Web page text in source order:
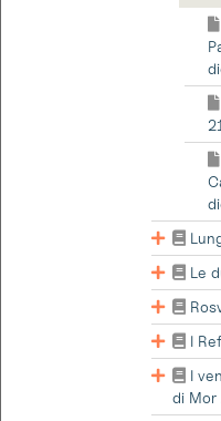
Le
I
I
di Mor